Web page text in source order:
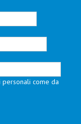
come da